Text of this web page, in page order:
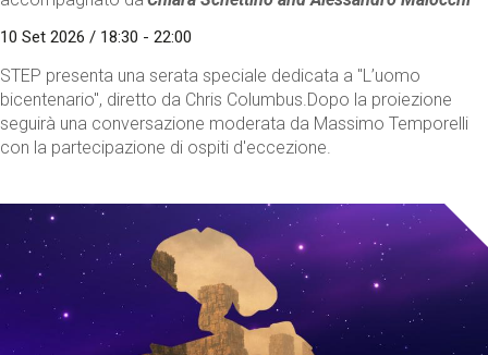
10 Set 2026 / 18:30 - 22:00
STEP presenta una serata speciale dedicata a "L’uomo
bicentenario", diretto da Chris Columbus.Dopo la proiezione
seguirà una conversazione moderata da Massimo Temporelli
con la partecipazione di ospiti d'eccezione.